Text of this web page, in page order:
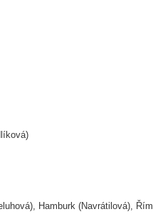
Hamburk (Navrátilová), Řím